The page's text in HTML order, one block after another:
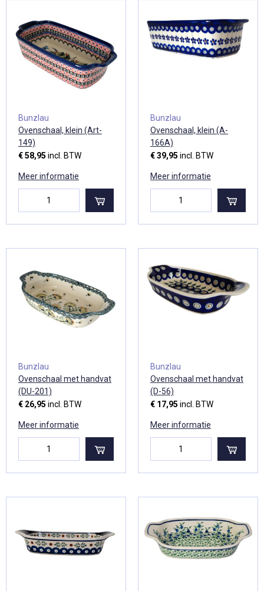
Bunzlau
Ovenschaal, klein (Art-
149)
€ 58,95 incl. BTW
Meer informatie
Bunzlau
Ovenschaal, klein (A-
166A)
€ 39,95 incl. BTW
Meer informatie
Bunzlau
Ovenschaal met handvat
(DU-201)
€ 26,95 incl. BTW
Meer informatie
Bunzlau
Ovenschaal met handvat
(D-56)
€ 17,95 incl. BTW
Meer informatie